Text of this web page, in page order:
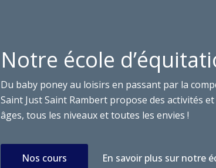
Notre école
Du baby poney au loisirs en passant par la
Saint Just Saint Rambert propose des activités
âges, tous les niveaux et toutes les envies !
Nos cours En savoir plus sur notre